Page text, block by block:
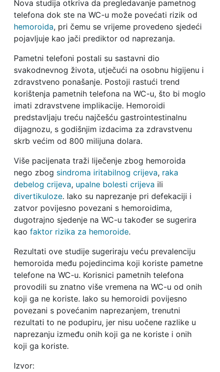
Nova studija otkriva da pregledavanje pametnog
telefona dok ste na WC-u može povećati rizik od
hemoroida, pri čemu se vrijeme provedeno sjedeći
pojavljuje kao jači prediktor od naprezanja.
Pametni telefoni postali su sastavni dio
svakodnevnog života, utječući na osobnu higijenu i
zdravstveno ponašanje. Postoji rastući trend
korištenja pametnih telefona na WC-u, što bi moglo
imati zdravstvene implikacije. Hemoroidi
predstavljaju treću najčešću gastrointestinalnu
dijagnozu, s godišnjim izdacima za zdravstvenu
skrb većim od 800 milijuna dolara.
Više pacijenata traži liječenje zbog hemoroida
nego zbog sindroma iritabilnog crijeva, raka
debelog crijeva, upalne bolesti crijeva ili
divertikuloze. Iako su naprezanje pri defekaciji i
zatvor povijesno povezani s hemoroidima,
dugotrajno sjedenje na WC-u također se sugerira
kao faktor rizika za hemoroide.
Rezultati ove studije sugeriraju veću prevalenciju
hemoroida među pojedincima koji koriste pametne
telefone na WC-u. Korisnici pametnih telefona
provodili su znatno više vremena na WC-u od onih
koji ga ne koriste. Iako su hemoroidi povijesno
povezani s povećanim naprezanjem, trenutni
rezultati to ne podupiru, jer nisu uočene razlike u
naprezanju između onih koji ga ne koriste i onih
koji ga koriste.
Izvor: